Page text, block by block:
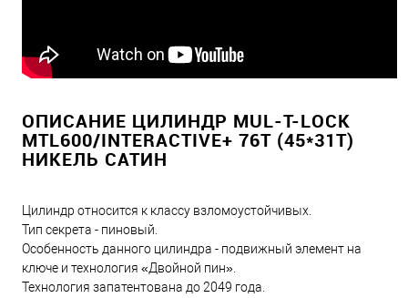
ОПИСАНИЕ ЦИЛИНДР MUL-T-LOCK
MTL600/INTERACTIVE+ 76T (45*31T)
НИКЕЛЬ САТИН
Цилиндр относится к классу взломоустойчивых.
Тип секрета - пиновый.
Особенность данного цилиндра - подвижный элемент на
ключе и технология «Двойной пин».
Технология запатентована до 2049 года.